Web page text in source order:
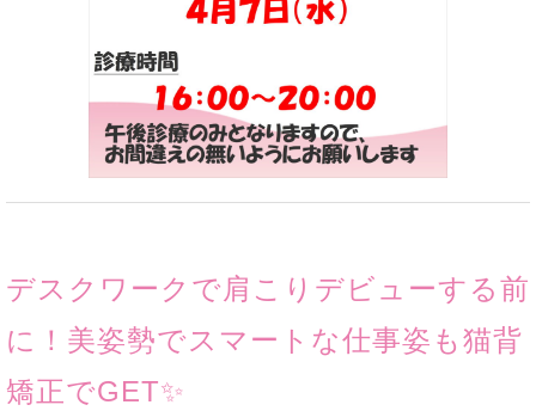
デスクワークで肩こりデビューする前
に！美姿勢でスマートな仕事姿も猫背
矯正でGET✨